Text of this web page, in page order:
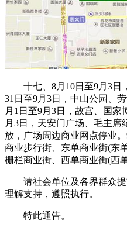
十七、8月10日至9月3日
31日至9月3日，中山公园、
月1日至9月3日，故宫、国
月3日，天安门广场、毛主
放，广场周边商业网点停业
商业步行街、东单商业街(东
栅栏商业街、西单商业街(西
请社会单位及各界群众提
理解支持，遵照执行。
特此通告。